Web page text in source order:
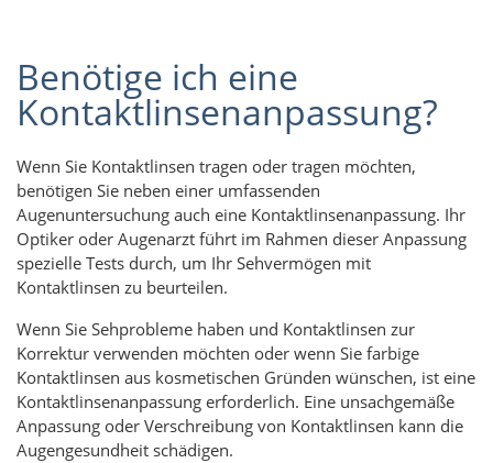
Benötige ich eine
Kontaktlinsenanpassung?
Wenn Sie Kontaktlinsen tragen oder tragen möchten,
benötigen Sie neben einer umfassenden
Augenuntersuchung auch eine Kontaktlinsenanpassung. Ihr
Optiker oder Augenarzt führt im Rahmen dieser Anpassung
spezielle Tests durch, um Ihr Sehvermögen mit
Kontaktlinsen zu beurteilen.
Wenn Sie Sehprobleme haben und Kontaktlinsen zur
Korrektur verwenden möchten oder wenn Sie farbige
Kontaktlinsen aus kosmetischen Gründen wünschen, ist eine
Kontaktlinsenanpassung erforderlich. Eine unsachgemäße
Anpassung oder Verschreibung von Kontaktlinsen kann die
Augengesundheit schädigen.